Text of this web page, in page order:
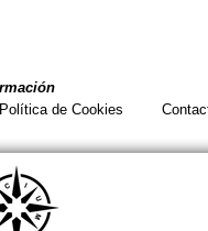
Política de Cookies